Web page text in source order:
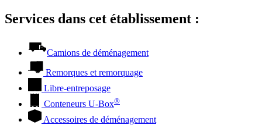
Services dans cet établissement :
Camions de déménagement
Remorques et remorquage
Libre-entreposage
Conteneurs U-Box®
Accessoires de déménagement